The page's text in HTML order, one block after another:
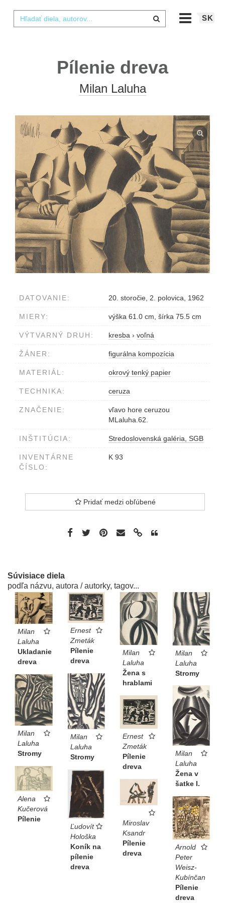
SK
Pílenie dreva
Milan Laluha
DATOVANIE: 20. storočie, 2. polovica, 1962
MIERY: výška 61.0 cm, šírka 75.5 cm
VÝTVARNÝ DRUH: kresba › voľná
ŽÁNER: figurálna kompozícia
MATERIÁL: okrový tenký papier
TECHNIKA: ceruza
ZNAČENIE:
vľavo hore ceruzou
MLaluha.62.
INŠTITÚCIA: Stredoslovenská galéria, SGB
INVENTÁRNE
ČÍSLO:
K 93
Pridať medzi obľúbené
Súvisiace diela
podľa názvu, autora / autorky, tagov...
Milan
Laluha
Ukladanie
dreva
Ernest
Zmeták
Pílenie
dreva
Milan
Laluha
Žena s
hrablami
Milan
Laluha
Stromy
Milan
Laluha
Stromy
Milan
Laluha
Stromy
Milan
Laluha
Žena v
šatke I.
Ernest
Zmeták
Pílenie
dreva
Alena
Kučerová
Pílenie
Ľudovít
Hološka
Koník na
pílenie
dreva
Miroslav
Ksandr
Pílenie
dreva
Arnold
Peter
Weisz-
Kubínčan
Pílenie
dreva